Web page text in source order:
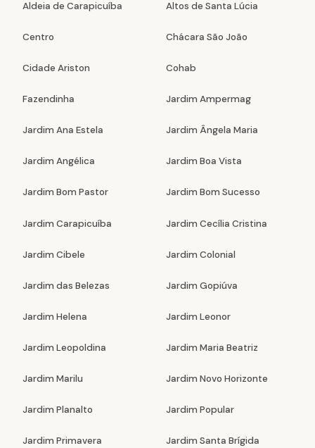
Aldeia de Carapicuíba Altos de Santa Lúcia
Centro Chácara São João
Cidade Ariston Cohab
Fazendinha Jardim Ampermag
Jardim Ana Estela Jardim Ângela Maria
Jardim Angélica Jardim Boa Vista
Jardim Bom Pastor Jardim Bom Sucesso
Jardim Carapicuíba Jardim Cecília Cristina
Jardim Cibele Jardim Colonial
Jardim das Belezas Jardim Gopiúva
Jardim Helena Jardim Leonor
Jardim Leopoldina Jardim Maria Beatriz
Jardim Marilu Jardim Novo Horizonte
Jardim Planalto Jardim Popular
Jardim Primavera Jardim Santa Brígida